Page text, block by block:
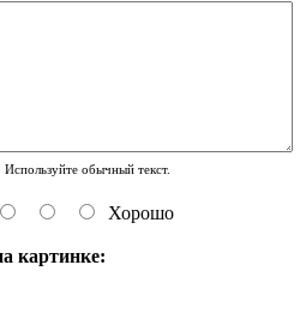
обычный текст.
Хорошо
картинке: